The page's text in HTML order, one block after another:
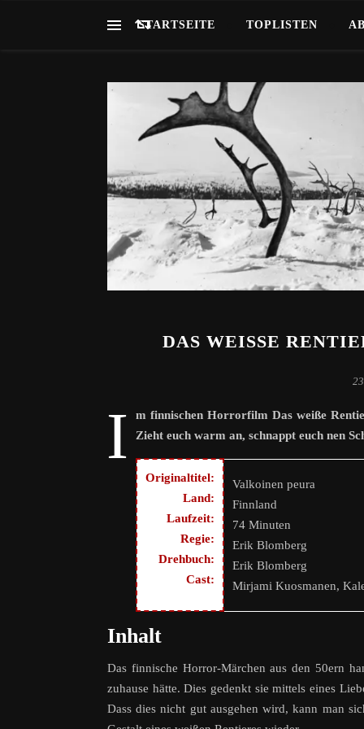
STARTSEITE TOPLISTEN
DAS WEISSE
I
m finnischen Horrorfilm Das weiße
Zieht euch warm an, schnappt euch nen
Originaltitel:
Land:
Laufzeit:
Regie:
Drehbuch:
Cast:
Valkoinen peura
Finnland
74 Minuten
Erik Blomberg
Erik Blomberg
Mirjami Kuosmanen,
Inhalt
Das finnische Horror-Märchen aus den 50ern
zuhause hätte. Dies gedenkt sie mittels eines
Dass dies nicht gut ausgehen wird, kann man